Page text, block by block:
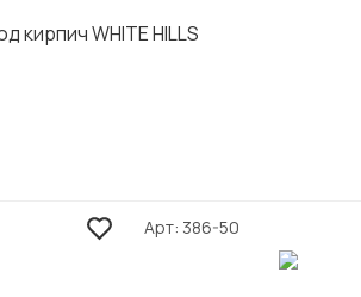
кирпич WHITE HILLS
Арт 386-50